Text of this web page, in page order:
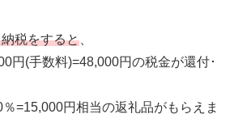
税をすると
円(手数料)=48,000円の税金が還付･
=15,000円相当の返礼品がもらえま